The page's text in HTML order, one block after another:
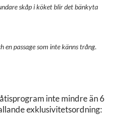
skåp i köket blir det bänkyta
en passage som inte känns trång.
inte mindre än 6
exklusivitetsordning: